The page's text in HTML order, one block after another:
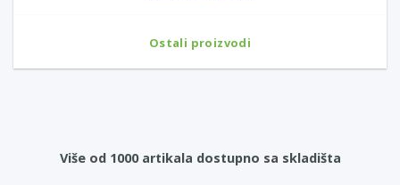
Ostali proizvodi
Više od 1000 artikala dostupno sa skladišta